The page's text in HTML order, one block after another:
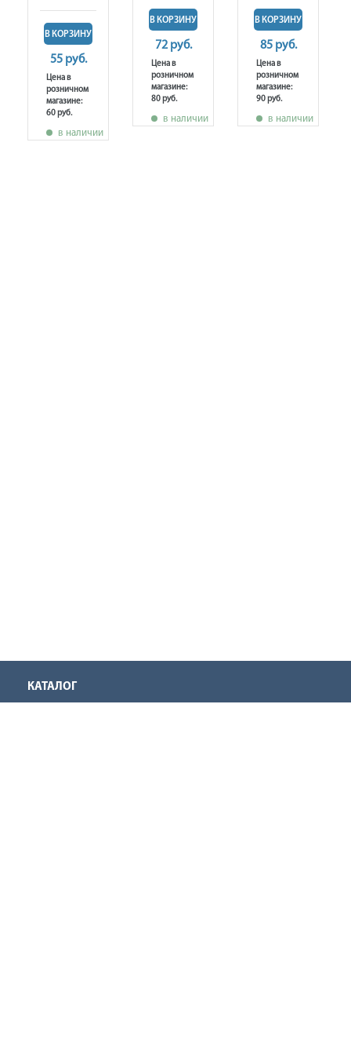
В КОРЗИНУ
55 руб.
Цена в
розничном
магазине:
60 руб.
в наличии
В КОРЗИНУ
72 руб.
Цена в
розничном
магазине:
80 руб.
в наличии
В КОРЗИНУ
85 руб.
Цена в
розничном
магазине:
90 руб.
в наличии
КАТАЛОГ